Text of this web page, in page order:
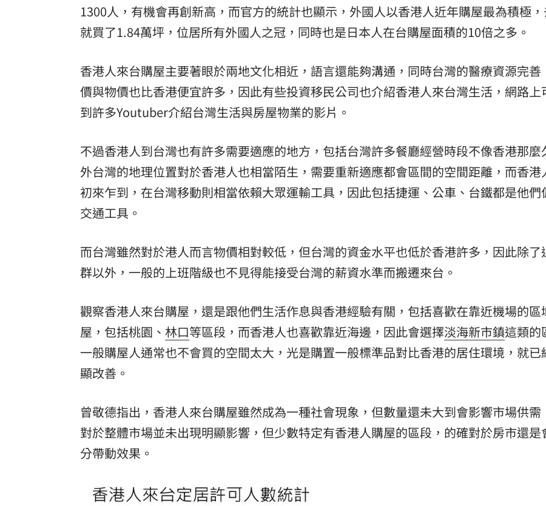
1300人，有機會再創新高，而官方的統計也顯示，外國人以香港人近年購屋最為積極
就買了1.84萬坪，位居所有外國人之冠，同時也是日本人在台購屋面積的10倍之多。
香港人來台購屋主要著眼於兩地文化相近，語言還能夠溝通，同時台灣的醫療資源完善
價與物價也比香港便宜許多，因此有些投資移民公司也介紹香港人來台灣生活，網路上
到許多Youtuber介紹台灣生活與房屋物業的影片。
不過香港人到台灣也有許多需要適應的地方，包括台灣許多餐廳經營時段不像香港那麼
外台灣的地理位置對於香港人也相當陌生，需要重新適應都會區間的空間距離，而香港
初來乍到，在台灣移動則相當依賴大眾運輸工具，因此包括捷運、公車、台鐵都是他們
交通工具。
而台灣雖然對於港人而言物價相對較低，但台灣的資金水平也低於香港許多，因此除了
群以外，一般的上班階級也不見得能接受台灣的薪資水準而搬遷來台。
觀察香港人來台購屋，還是跟他們生活作息與香港經驗有關，包括喜歡在靠近機場的區
屋，包括桃園、 林口等區段，而香港人也喜歡靠近海邊，因此會選擇淡海新市鎮這類的
一般購屋人通常也不會買的空間太大，光是購置一般標準品對比香港的居住環境，就已
顯改善。
曾敬德指出，香港人來台購屋雖然成為一種社會現象，但數量還未大到會影響市場供需
對於整體市場並未出現明顯影響，但少數特定有香港人購屋的區段，的確對於房市還是
分帶動效果。